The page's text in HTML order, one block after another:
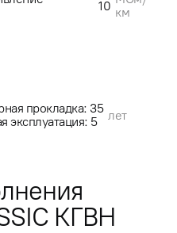
10 км
прокладка: 35
эксплуатация: 5
лет
КГВН